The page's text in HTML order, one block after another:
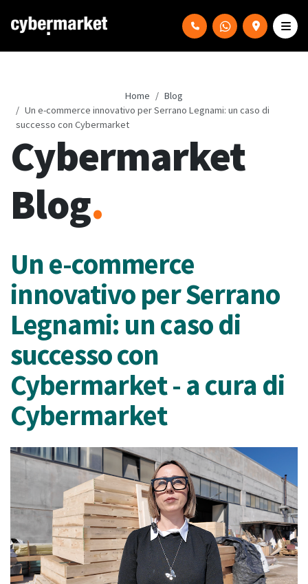
Home
Blog
Un e-commerce innovativo per Serrano Legnami: un caso di
successo con Cybermarket
Cybermarket
Blog.
Un e-commerce
innovativo per Serrano
Legnami: un caso di
successo con
Cybermarket - a cura di
Cybermarket